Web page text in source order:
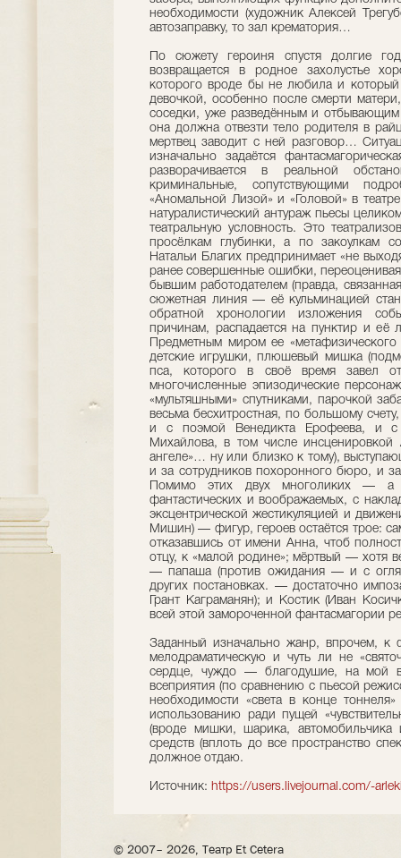
необходимости (художник Алексей
автозаправку, то зал крематория…
По сюжету героиня спустя долгие
возвращается в родное захолустье
которого вроде бы не любила и
девочкой, особенно после смерти
соседки, уже разведённым и
она должна отвезти тело родителя в
мертвец заводит с ней разговор…
изначально задаётся
разворачивается в реальной
криминальные, сопутствующими
«Аномальной Лизой» и «Головой» в
натуралистический антураж пьесы
театральную условность. Это
просёлкам глубинки, а по закоулкам
Натальи Благих предпринимает «не
ранее совершенные ошибки,
бывшим работодателем (правда,
сюжетная линия — её кульминацией
обратной хронологии изложения
причинам, распадается на пунктир и её
Предметным миром ее «метафизического
детские игрушки, плюшевый мишка
пса, которого в своё время завел
многочисленные эпизодические
«мультяшными» спутниками, парочкой
весьма бесхитростная, по большому
и с поэмой Венедикта Ерофеева, и
Михайлова, в том числе
ангеле»… ну или близко к тому),
и за сотрудников похоронного бюро, и
Помимо этих двух многоликих — а
фантастических и воображаемых, с
эксцентрической жестикуляцией и
Мишин) — фигур, героев остаётся трое:
отказавшись от имени Анна, чтоб
отцу, к «малой родине»; мёртвый — хотя
— папаша (против ожидания — и с
других постановках. — достаточно
Грант Каграманян); и Костик (Иван
всей этой замороченной фантасмагории
Заданный изначально жанр, впрочем, к
мелодраматическую и чуть ли не
сердце, чуждо — благодушие, на мой
всеприятия (по сравнению с пьесой
необходимости «света в конце
использованию ради пущей
(вроде мишки, шарика,
средств (вплоть до все пространство
должное отдаю.
Источник: https://users.livejournal.com/-
© 2007– 2026, Театр Et Cetera